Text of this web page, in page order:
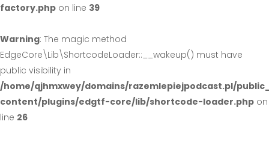
factory.php on line 39
Warning: The magic method
EdgeCore\Lib\ShortcodeLoader::__wakeup() must have
public visibility in
/home/qjhmxwey/domains/razemlepiejpodcast.pl/
content/plugins/edgtf-core/lib/shortcode-loader.php on
line 26